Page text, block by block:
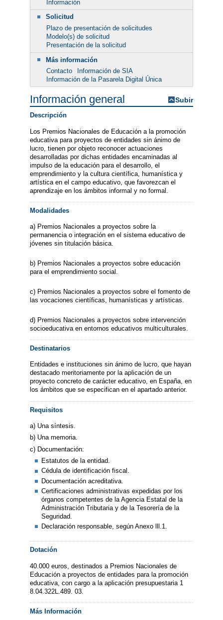
Información
Solicitud
Plazo de presentación de solicitudes
Modelo(s) de solicitud
Presentación de la solicitud
Más información
Contacto
Información de SIA
Información de la Pasarela Digital Única
Información general Subir
Descripción
Los Premios Nacionales de Educación a la promoción
educativa para proyectos de entidades sin ánimo de
lucro, tienen por objeto reconocer actuaciones
desarrolladas por dichas entidades encaminadas al
impulso de la educación para el desarrollo, el
emprendimiento y la cultura científica, humanística y
artística en el campo educativo, que favorezcan el
aprendizaje en los ámbitos informal y no formal.
Modalidades
a) Premios Nacionales a proyectos sobre la
permanencia o integración en el sistema educativo de
jóvenes sin titulación básica.
b) Premios Nacionales a proyectos sobre educación
para el emprendimiento social.
c) Premios Nacionales a proyectos sobre el fomento de
las vocaciones científicas, humanísticas y artísticas.
d) Premios Nacionales a proyectos sobre intervención
socioeducativa en entornos educativos multiculturales.
Destinatarios
Entidades e instituciones sin ánimo de lucro, que hayan
destacado meritoriamente por la aplicación de un
proyecto concreto de carácter educativo, en España, en
los ámbitos que se especifican en el apartado anterior.
Requisitos
a) Una síntesis.
b) Una memoria.
c) Documentación:
Estatutos de la entidad.
Cédula de identificación fiscal.
Documentación acreditativa.
Certificaciones administrativas expedidas por los
órganos competentes de la Agencia Estatal de la
Administración Tributaria y de la Tesorería de la
Seguridad.
Declaración responsable, según Anexo lll.1.
Dotación
40.000 euros, destinados a Premios Nacionales de
Educación a proyectos de entidades para la promoción
educativa, con cargo a la aplicación presupuestaria 1
8.04.322L.489. 03.
Más Información